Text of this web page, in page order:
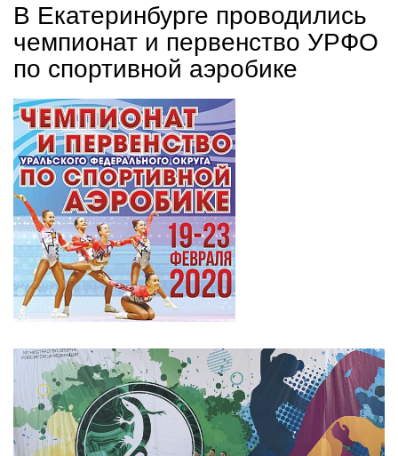
В Екатеринбурге проводились
чемпионат и первенство УРФО
по спортивной аэробике